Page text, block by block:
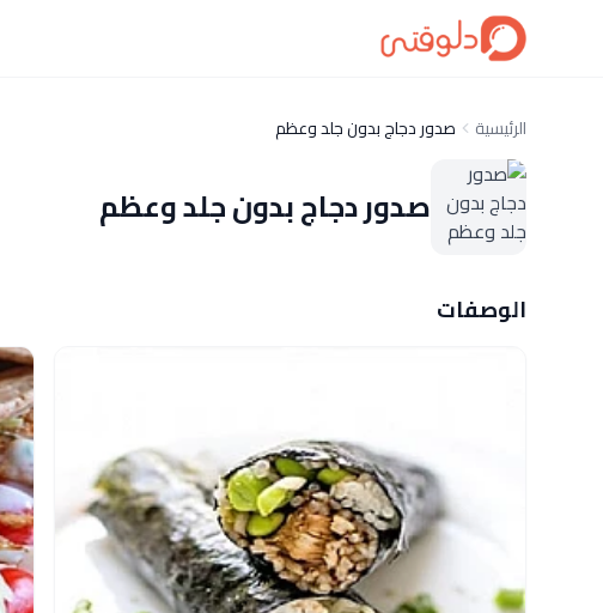
الرئيسية صدور دجاج بدون جلد وعظم
صدور دجاج بدون جلد وعظم
الوصفات